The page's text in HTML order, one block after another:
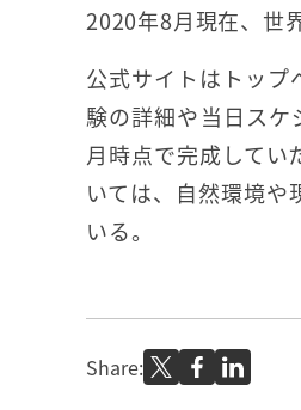
2020年8月現在、世
公式サイトはトップ
験の詳細や当日ス
月時点で完成してい
いては、自然環境や
いる。
Share: